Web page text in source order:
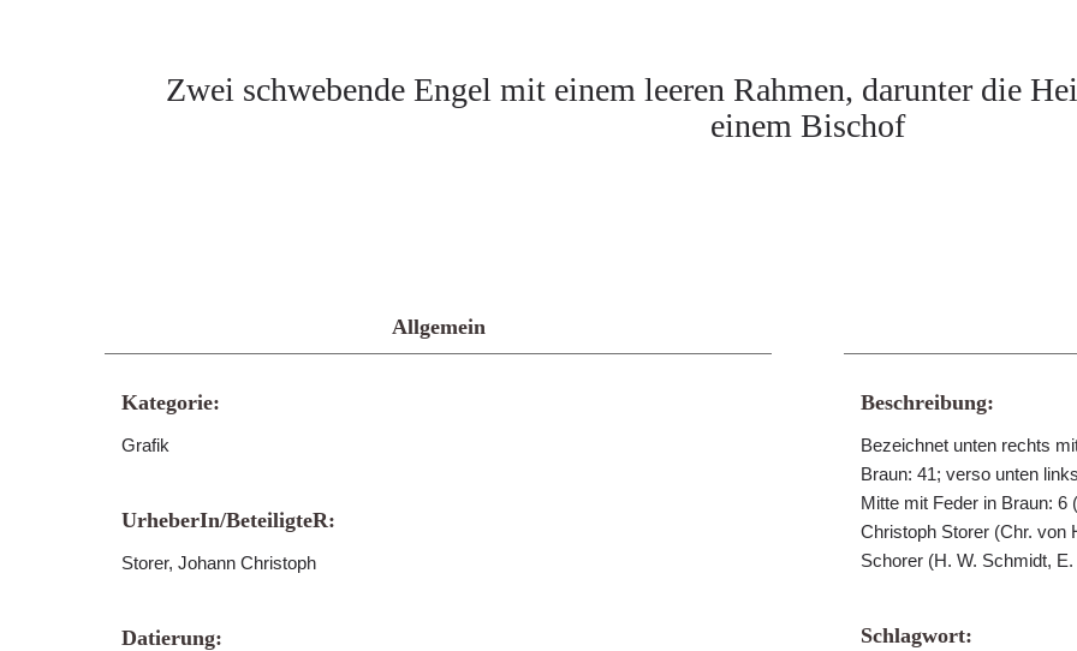
Zwei schwebende Engel mit einem leeren Rahmen, darunter die
einem Bischof
Allgemein
Kategorie:
Grafik
UrheberIn/BeteiligteR:
Storer, Johann Christoph
Datierung:
Beschreibung:
Bezeichnet unten rechts
Braun: 41; verso unten
Mitte mit Feder in Braun:
Christoph Storer (Chr. von
Schorer (H. W. Schmidt,
Schlagwort: